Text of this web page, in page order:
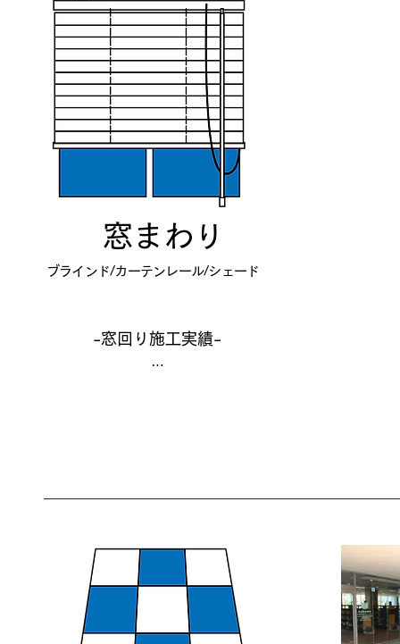
​窓まわり
ブラインド/カーテンレール/シェード
-窓回り施工実績-
…